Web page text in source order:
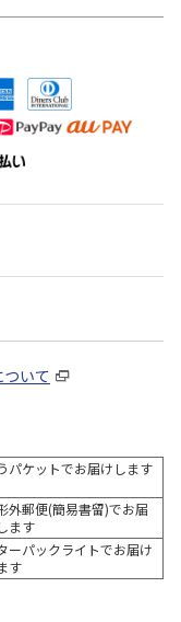
いて
パケットでお届けします
外郵便(簡易書留)でお届
ます
ーパックライトでお届け
す